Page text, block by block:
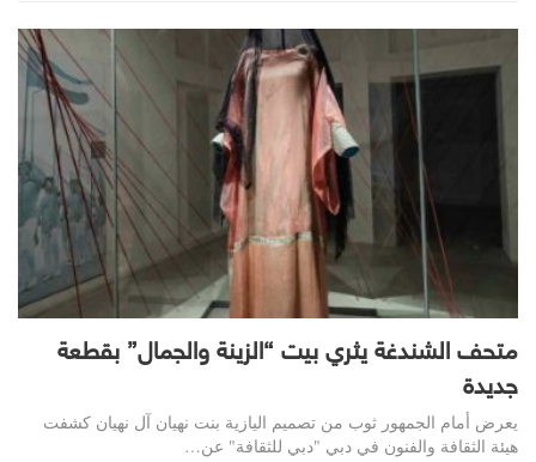
متحف الشندغة يثري بيت “الزينة والجمال” بقطعة
جديدة
يعرض أمام الجمهور ثوب من تصميم اليازية بنت نهيان آل نهيان كشفت
هيئة الثقافة والفنون في دبي "دبي للثقافة" عن…